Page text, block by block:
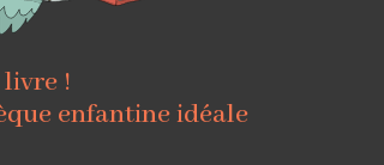
!
enfantine idéale